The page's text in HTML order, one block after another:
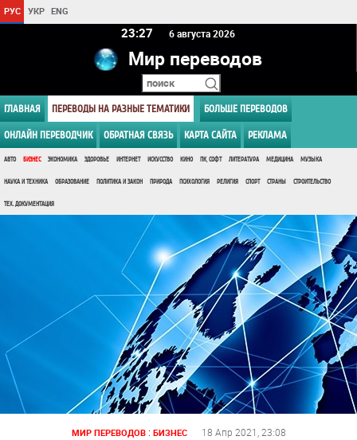
РУС УКР ENG
23 27 6 августа 2026
Мир переводов
ГЛАВНАЯ ПЕРЕВОДЫ НА РАЗНЫЕ ТЕМАТИКИ БОЛЬШЕ ПЕРЕВОДОВ
ОНЛАЙН ПЕРЕВОДЧИК ОБРАТНАЯ СВЯЗЬ КАРТА САЙТА РЕКЛАМА
АВТО БИЗНЕС ЭКОНОМИКА ЗДОРОВЬЕ ИНТЕРНЕТ ИСКУССТВО КИНО ПК, СОФТ ЛИТЕРАТУРА МЕДИЦИНА МУЗЫКА
НАУКА И ТЕХНИКА ОБРАЗОВАНИЕ ПОЛИТИКА И ЗАКОН ПРИРОДА ПСИХОЛОГИЯ РЕЛИГИЯ СПОРТ СТРАНЫ СТРОИТЕЛЬСТВО
ТЕХ. ДОКУМЕНТАЦИЯ
МИР ПЕРЕВОДОВ: БИЗНЕС 18 Апр 2021 , 23:08